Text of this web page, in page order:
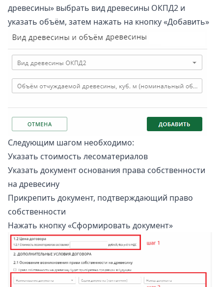
древесины» выбрать вид древесины ОКПД2 и
указать объём, затем нажать на кнопку «Добавить»
Следующим шагом необходимо:
Указать стоимость лесоматериалов
Указать документ основания права собственности
на древесину
Прикрепить документ, подтверждающий право
собственности
Нажать кнопку «Сформировать документ»